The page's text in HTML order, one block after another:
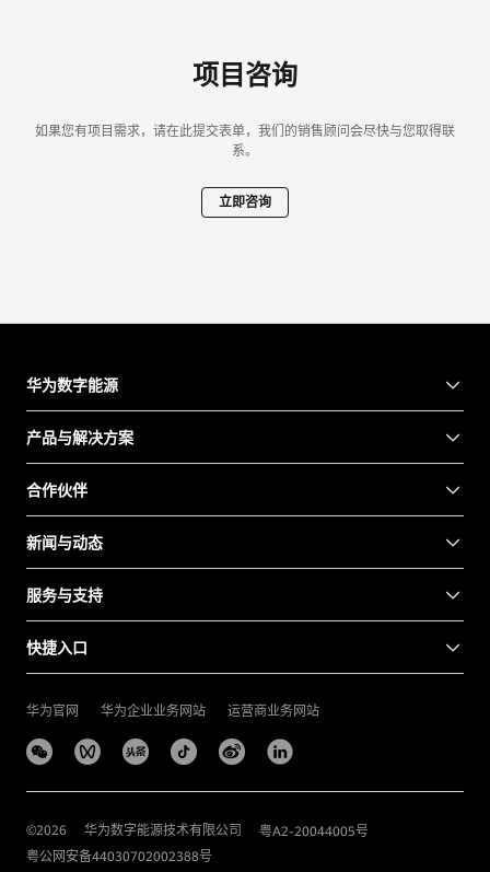
项目咨询
如果您有项目需求，请在此提交表单，我们的销售顾问会尽快与您取得联
系。
立即咨询
华为数字能源
产品与解决方案
合作伙伴
新闻与动态
服务与支持
快捷入口
华为官网 华为企业业务网站 运营商业务网站
©2026 华为数字能源技术有限公司
粤A2-20044005号
粤公网安备44030702002388号